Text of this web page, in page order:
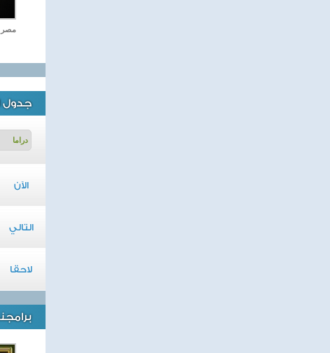
مصر
جدول
الآن
التالي
لاحقا